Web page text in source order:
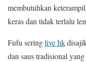
membutuhkan
keras dan tidak terlalu
Fufu seringlive hk
dan saus tradisional